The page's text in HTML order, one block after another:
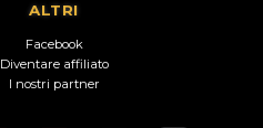
ALTRI
Facebook
Diventare affiliato
I nostri partner